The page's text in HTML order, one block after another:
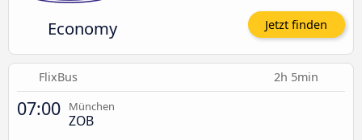
Economy Jetzt finden
FlixBus 2h 5min
07:00 München
ZOB